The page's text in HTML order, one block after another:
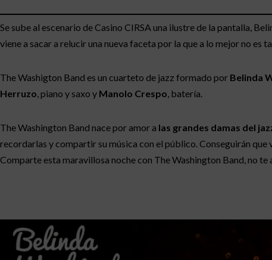
Se sube al escenario de Casino CIRSA una ilustre de la pantalla,
viene a sacar a relucir una nueva faceta por la que a lo mejor no
The Washigton Band es un cuarteto de jazz formado por Belinda
Herruzo, piano y saxo y Manolo Crespo, batería.
The Washington Band nace por amor a las grandes damas del
recordarlas y compartir su música con el público. Conseguirán
Comparte esta maravillosa noche con The Washington Band, no te